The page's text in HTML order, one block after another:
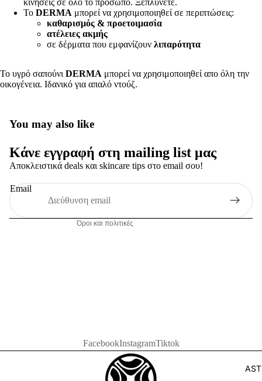
Το DERMA μπορεί να χρησιμοποιηθεί σε περιπτώσεις:
καθαρισμός & προετοιμασία
ατέλειες ακμής
σε δέρματα που εμφανίζουν λιπαρότητα
Το υγρό σαπούνι DERMA μπορεί να χρησιμοποιηθεί απο όλη την
οικογένεια. Ιδανικό για απαλό ντούζ.
You may also like
Κάνε εγγραφή στη mailing list μας
Αποκλειστικά deals και skincare tips στο email σου!
Email
Όροι και πολιτικές
Πολιτική απορρήτου
Πολιτική επιστροφής χρημάτων
Πληροφορίες επικοινωνίας
Πολιτική αποστολής
Νομική ειδοποίηση
FacebookInstagramTiktok